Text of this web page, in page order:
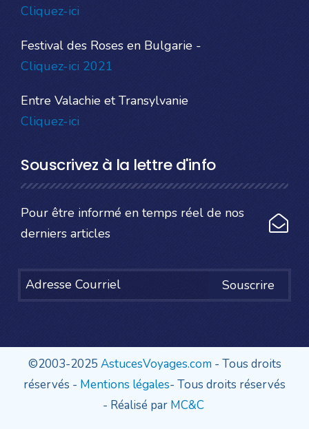
Cliquez-ici
Festival des Roses en Bulgarie -
Cliquez-ici 2021
Entre Valachie et Transylvanie
Cliquez-ici
Souscrivez à la lettre d'info
Pour être informé en temps réel de nos
derniers articles
Souscrire
©2003-2025 AstucesVoyages.com - Tous droits
réservés - Mentions légales- Tous droits réservés
- Réalisé par MC&C